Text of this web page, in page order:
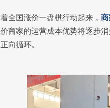
全国涨价一盘棋行动起来， 商
价商家的运营成本优势将逐步
向循环。